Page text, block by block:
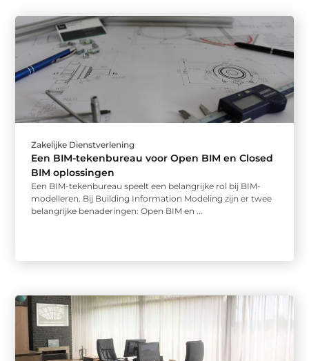
Zakelijke Dienstverlening
Een BIM-tekenbureau voor Open BIM en Closed
BIM oplossingen
Een BIM-tekenbureau speelt een belangrijke rol bij BIM-
modelleren. Bij Building Information Modeling zijn er twee
belangrijke benaderingen: Open BIM en ...